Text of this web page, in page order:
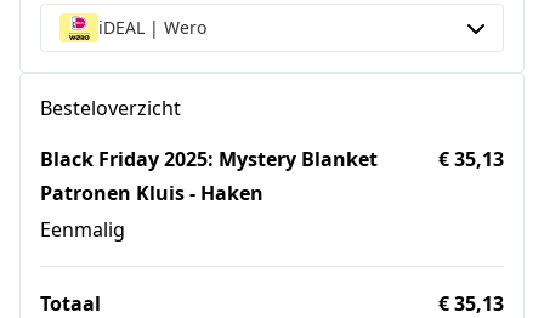
iDEAL | Wero
Besteloverzicht
Black Friday 2025: Mystery Blanket
Patronen Kluis - Haken
Eenmalig
€ 35,13
Totaal
€ 35,13